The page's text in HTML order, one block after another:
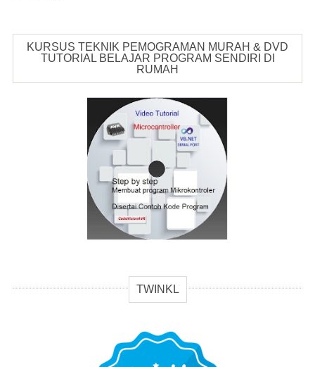
KURSUS TEKNIK PEMOGRAMAN MURAH & DVD
TUTORIAL BELAJAR PROGRAM SENDIRI DI
RUMAH
TWINKL